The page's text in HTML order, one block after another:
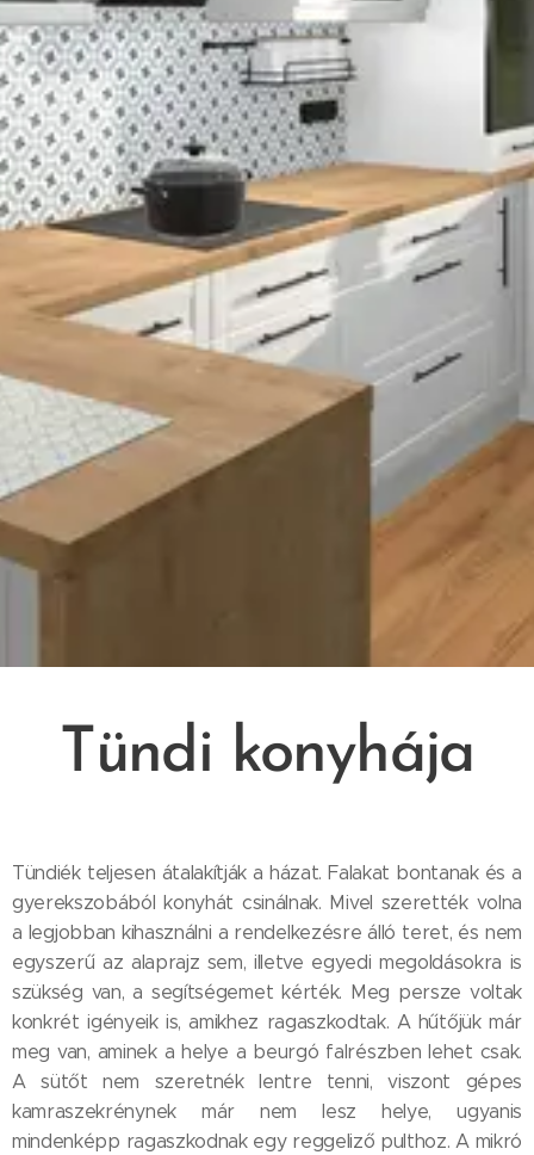
Tündi konyhája
Tündiék teljesen átalakítják a házat. Falakat bontanak és a
gyerekszobából konyhát csinálnak. Mivel szerették volna
a legjobban kihasználni a rendelkezésre álló teret, és nem
egyszerű az alaprajz sem, illetve egyedi megoldásokra is
szükség van, a segítségemet kérték. Meg persze voltak
konkrét igényeik is, amikhez ragaszkodtak. A hűtőjük már
meg van, aminek a helye a beurgó falrészben lehet csak.
A sütőt nem szeretnék lentre tenni, viszont gépes
kamraszekrénynek már nem lesz helye, ugyanis
mindenképp ragaszkodnak egy reggeliző pulthoz. A mikró